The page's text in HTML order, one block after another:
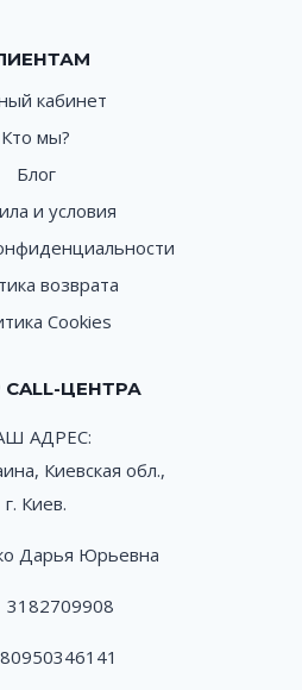
кабинет
Кто мы?
Блог
и условия
возврата
Cookies
ЦЕНТРА
АДРЕС:
Киевская обл.,
г. Киев.
Дарья Юрьевна